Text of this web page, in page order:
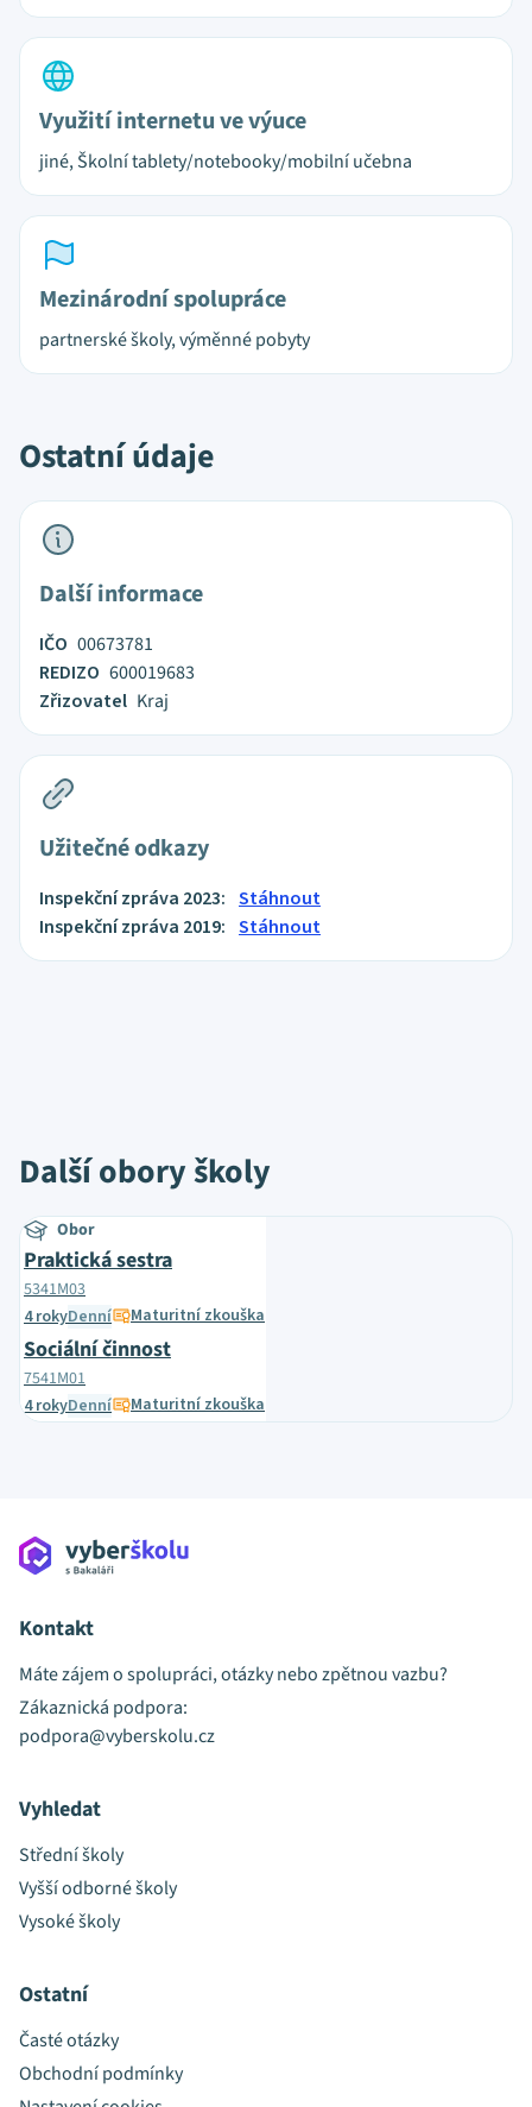
Využití internetu ve výuce
jiné, Školní tablety/notebooky/mobilní učebna
Mezinárodní spolupráce
partnerské školy, výměnné pobyty
Ostatní údaje
Další informace
IČO 00673781
REDIZO 600019683
Zřizovatel Kraj
Užitečné odkazy
Inspekční zpráva 2023: Stáhnout
Inspekční zpráva 2019: Stáhnout
Další obory školy
Obor
Praktická sestra
5341M03
4 rokyDenní Maturitní zkouška
Sociální činnost
7541M01
4 rokyDenní Maturitní zkouška
Kontakt
Máte zájem o spolupráci, otázky nebo zpětnou vazbu?
Zákaznická podpora:
podpora@vyberskolu.cz
Vyhledat
Střední školy
Vyšší odborné školy
Vysoké školy
Ostatní
Časté otázky
Obchodní podmínky